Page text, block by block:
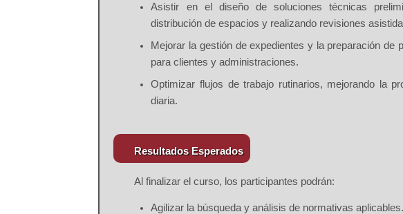
Asistir en el diseño de soluciones técnicas
distribución de espacios y realizando revisiones
Mejorar la gestión de expedientes y la preparación de
para clientes y administraciones.
Optimizar flujos de trabajo rutinarios, mejorando la
diaria.
Resultados Esperados
Al finalizar el curso, los participantes podrán:
Agilizar la búsqueda y análisis de normativas aplicables.